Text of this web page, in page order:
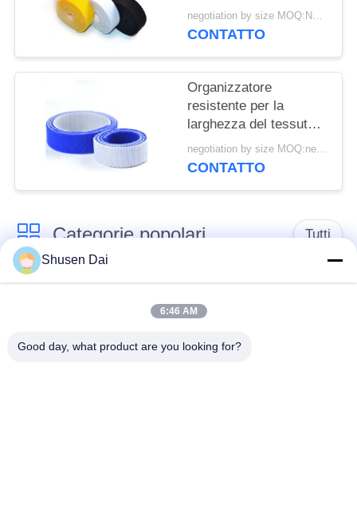
della morbidezza
negotiation by size MOQ:Negoziabile
CONTATTO
Organizzatore
resistente per la
larghezza del tessuto
10mm-100mm
negotiation by size MOQ:negoziazione
CONTATTO
Categorie popolari Tutti
gancio e nastro del
Gancio e ciclo di
plastica
Gancio e nastro
Toppe su ordinazione
Shusen Dai
6:46 AM
Good day, what product are you looking for?